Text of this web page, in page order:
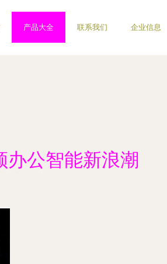
产品大全 联系我们 企业信息
办公智能新浪潮